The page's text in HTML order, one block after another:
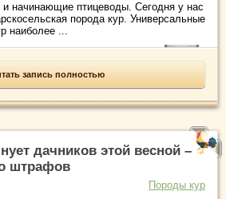
начинающие птицеводы. Сегодня у нас
порода кур. Универсальные
наиболее ...
запись полностью
дачников этой весной –
штрафов
Породы кур